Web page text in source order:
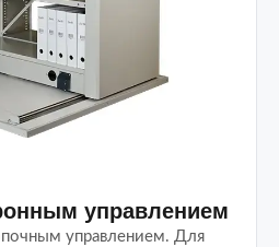
управлением
управлением. Для